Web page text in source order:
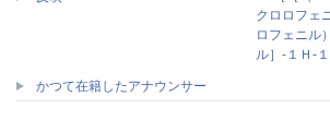
クロロフェ
ロフェニル
ル］‐１Ｈ‐
かつて在籍したアナウンサー